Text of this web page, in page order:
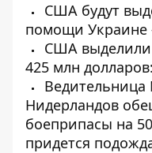
США будут
помощи Украине
США
425 млн
Нидерландов
боеприпасы на
придется